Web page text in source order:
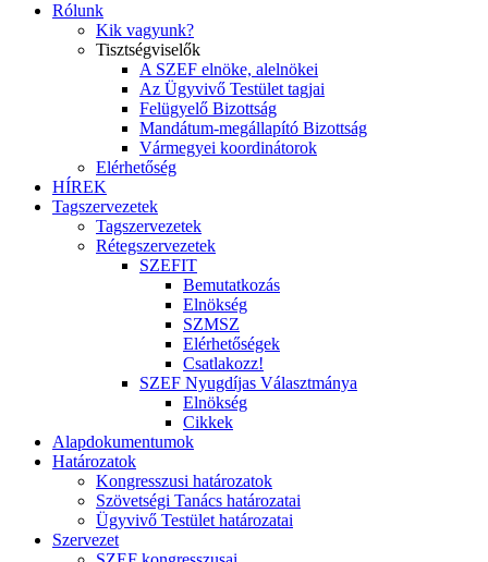
Rólunk
Kik vagyunk?
Tisztségviselők
A SZEF elnöke, alelnökei
Az Ügyvivő Testület tagjai
Felügyelő Bizottság
Mandátum-megállapító Bizottság
Vármegyei koordinátorok
Elérhetőség
HÍREK
Tagszervezetek
Tagszervezetek
Rétegszervezetek
SZEFIT
Bemutatkozás
Elnökség
SZMSZ
Elérhetőségek
Csatlakozz!
SZEF Nyugdíjas Választmánya
Elnökség
Cikkek
Alapdokumentumok
Határozatok
Kongresszusi határozatok
Szövetségi Tanács határozatai
Ügyvivő Testület határozatai
Szervezet